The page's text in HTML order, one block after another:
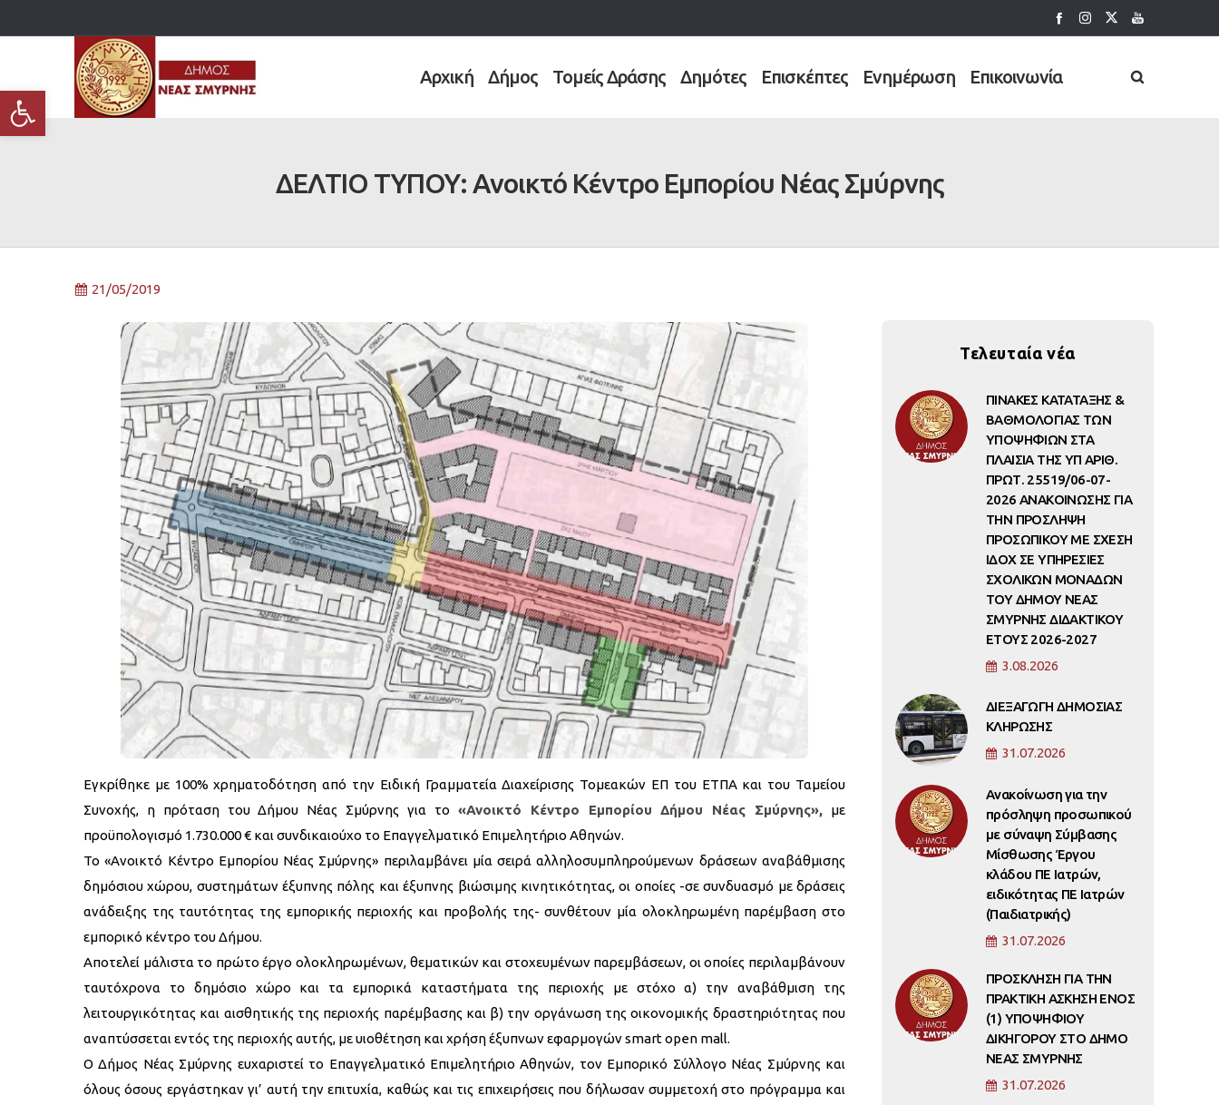
Ανοίξτε τη γραμμή εργαλείων
Αρχική Δήμος Τομείς Δράσης Δημότες Επισκέπτες Ενημέρωση Επικοινωνία
ΔΕΛΤΙΟ ΤΥΠΟΥ: Ανοικτό Κέντρο Εμπορίου Νέας Σμύρνης
21/05/2019
Εγκρίθηκε με 100% χρηματοδότηση από την Ειδική Γραμματεία Διαχείρισης Τομεακών ΕΠ του ΕΤΠΑ και του Ταμείου
Συνοχής, η πρόταση του Δήμου Νέας Σμύρνης για το «Ανοικτό Κέντρο Εμπορίου Δήμου Νέας Σμύρνης», με
προϋπολογισμό 1.730.000 € και συνδικαιούχο το Επαγγελματικό Επιμελητήριο Αθηνών.
Το «Ανοικτό Κέντρο Εμπορίου Νέας Σμύρνης» περιλαμβάνει μία σειρά αλληλοσυμπληρούμενων δράσεων αναβάθμισης
δημόσιου χώρου, συστημάτων έξυπνης πόλης και έξυπνης βιώσιμης κινητικότητας, οι οποίες -σε συνδυασμό με δράσεις
ανάδειξης της ταυτότητας της εμπορικής περιοχής και προβολής της- συνθέτουν μία ολοκληρωμένη παρέμβαση στο
εμπορικό κέντρο του Δήμου.
Αποτελεί μάλιστα το πρώτο έργο ολοκληρωμένων, θεματικών και στοχευμένων παρεμβάσεων, οι οποίες περιλαμβάνουν
ταυτόχρονα το δημόσιο χώρο και τα εμπορικά καταστήματα της περιοχής με στόχο α) την αναβάθμιση της
λειτουργικότητας και αισθητικής της περιοχής παρέμβασης και β) την οργάνωση της οικονομικής δραστηριότητας που
αναπτύσσεται εντός της περιοχής αυτής, με υιοθέτηση και χρήση έξυπνων εφαρμογών smart open mall.
Ο Δήμος Νέας Σμύρνης ευχαριστεί το Επαγγελματικό Επιμελητήριο Αθηνών, τον Εμπορικό Σύλλογο Νέας Σμύρνης και
όλους όσους εργάστηκαν γι’ αυτή την επιτυχία, καθώς και τις επιχειρήσεις που δήλωσαν συμμετοχή στο πρόγραμμα και
Τελευταία νέα
ΠΙΝΑΚΕΣ ΚΑΤΑΤΑΞΗΣ &
ΒΑΘΜΟΛΟΓΙΑΣ ΤΩΝ
ΥΠΟΨΗΦΙΩΝ ΣΤΑ
ΠΛΑΙΣΙΑ ΤΗΣ ΥΠ ΑΡΙΘ.
ΠΡΩΤ. 25519/06-07-
2026 ΑΝΑΚΟΙΝΩΣΗΣ ΓΙΑ
ΤΗΝ ΠΡΟΣΛΗΨΗ
ΠΡΟΣΩΠΙΚΟΥ ΜΕ ΣΧΕΣΗ
ΙΔΟΧ ΣΕ ΥΠΗΡΕΣΙΕΣ
ΣΧΟΛΙΚΩΝ ΜΟΝΑΔΩΝ
ΤΟΥ ΔΗΜΟΥ ΝΕΑΣ
ΣΜΥΡΝΗΣ ΔΙΔΑΚΤΙΚΟΥ
ΕΤΟΥΣ 2026-2027
3.08.2026
ΔΙΕΞΑΓΩΓΗ ΔΗΜΟΣΙΑΣ
ΚΛΗΡΩΣΗΣ
31.07.2026
Ανακοίνωση για την
πρόσληψη προσωπικού
με σύναψη Σύμβασης
Μίσθωσης Έργου
κλάδου ΠΕ Ιατρών,
ειδικότητας ΠΕ Ιατρών
(Παιδιατρικής)
31.07.2026
ΠΡΟΣΚΛΗΣΗ ΓΙΑ ΤΗΝ
ΠΡΑΚΤΙΚΗ ΑΣΚΗΣΗ ΕΝΟΣ
(1) ΥΠΟΨΗΦΙΟΥ
ΔΙΚΗΓΟΡΟΥ ΣΤΟ ΔΗΜΟ
ΝΕΑΣ ΣΜΥΡΝΗΣ
31.07.2026